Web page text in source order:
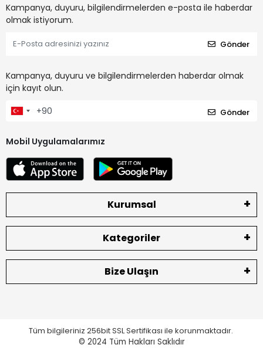
Kampanya, duyuru, bilgilendirmelerden e-posta ile haberdar
olmak istiyorum.
Gönder
Kampanya, duyuru ve bilgilendirmelerden haberdar olmak
için kayıt olun.
Gönder
Mobil Uygulamalarımız
Kurumsal
Kategoriler
Bize Ulaşın
Tüm bilgileriniz 256bit SSL Sertifikası ile korunmaktadır.
© 2024 Tüm Hakları Saklıdır